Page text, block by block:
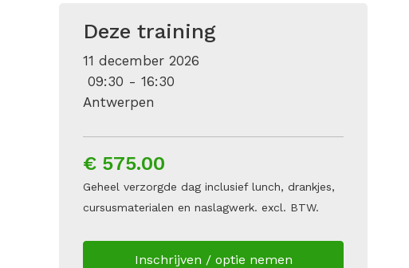
Deze training
11 december 2026
09:30 - 16:30
Antwerpen
€ 575.00
Geheel verzorgde dag inclusief lunch, drankjes,
cursusmaterialen en naslagwerk. excl. BTW.
Inschrijven / optie nemen